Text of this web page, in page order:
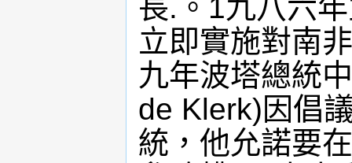
長.。1九八六
立即實施對南
九年波塔總統
de Klerk)因倡
統，他允諾要